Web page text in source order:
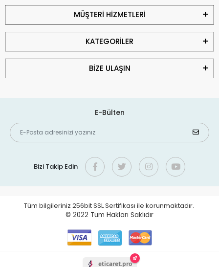
MÜŞTERİ HİZMETLERİ
KATEGORİLER
BİZE ULAŞIN
E-Bülten
Bizi Takip Edin
Tüm bilgileriniz 256bit SSL Sertifikası ile korunmaktadır.
© 2022 Tüm Hakları Saklıdır
eticaret.pro